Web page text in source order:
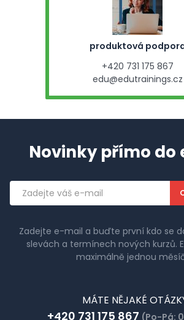
produktová
+420 731 175 867
edu@edutrainings.cz
Novinky přímo do
Emailová
adresa
Zadejte e-mail a buďte první kdo se
slevách a termínech nových kurzů.
maximálně jednou
MÁTE NĚJAKÉ
+420 731 175 867 (Po-Pá: